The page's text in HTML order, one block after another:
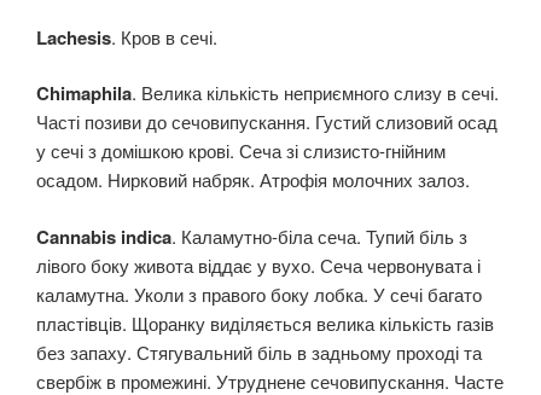
Lachesis. Кров в сечі.
Chimaphila. Велика кількість неприємного слизу в сечі.
Часті позиви до сечовипускання. Густий слизовий осад
у сечі з домішкою крові. Сеча зі слизисто-гнійним
осадом. Нирковий набряк. Атрофія молочних залоз.
Cannabis indica. Каламутно-біла сеча. Тупий біль з
лівого боку живота віддає у вухо. Сеча червонувата і
каламутна. Уколи з правого боку лобка. У сечі багато
пластівців. Щоранку виділяється велика кількість газів
без запаху. Стягувальний біль в задньому проході та
свербіж в промежині. Утруднене сечовипускання. Часте